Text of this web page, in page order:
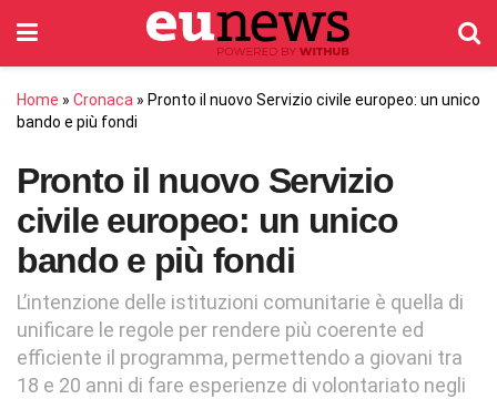
Home » Cronaca » Pronto il nuovo Servizio civile europeo: un unico
bando e più fondi
Pronto il nuovo Servizio
civile europeo: un unico
bando e più fondi
L’intenzione delle istituzioni comunitarie è quella di
unificare le regole per rendere più coerente ed
efficiente il programma, permettendo a giovani tra
18 e 20 anni di fare esperienze di volontariato negli